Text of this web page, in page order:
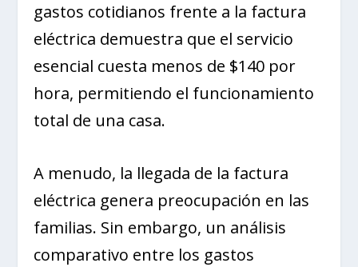
gastos cotidianos frente a la factura
eléctrica demuestra que el servicio
esencial cuesta menos de $140 por
hora, permitiendo el funcionamiento
total de una casa.
A menudo, la llegada de la factura
eléctrica genera preocupación en las
familias. Sin embargo, un análisis
comparativo entre los gastos